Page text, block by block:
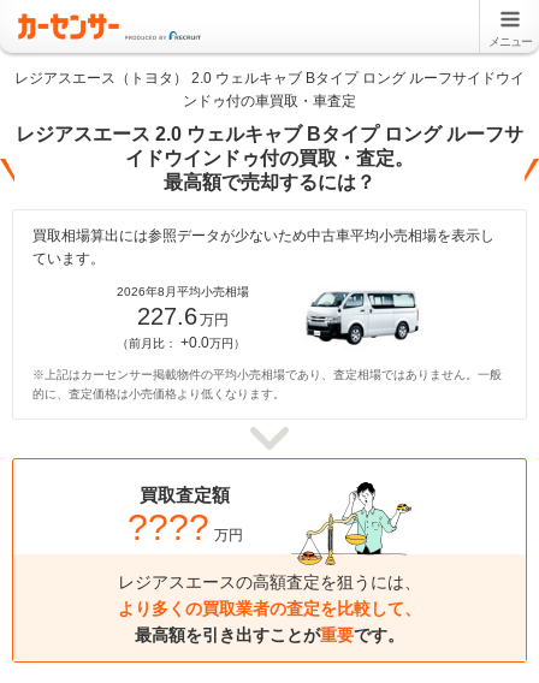
メニュー
レジアスエース（トヨタ） 2.0 ウェルキャブ Bタイプ ロング ルーフサイドウイ
ンドゥ付の車買取・車査定
レジアスエース 2.0 ウェルキャブ Bタイプ ロング ルーフサ
イドウインドゥ付の買取・査定。
最高額で売却するには？
買取相場算出には参照データが少ないため中古車平均小売相場を表示し
ています。
2026年8月平均小売相場
227.6万円
（前月比： +0.0万円）
※上記はカーセンサー掲載物件の平均小売相場であり、査定相場ではありません。一般
的に、査定価格は小売価格より低くなります。
買取査定額
???? 万円
レジアスエースの高額査定を狙うには、
より多くの買取業者の査定を比較して、
最高額を引き出すことが重要です。